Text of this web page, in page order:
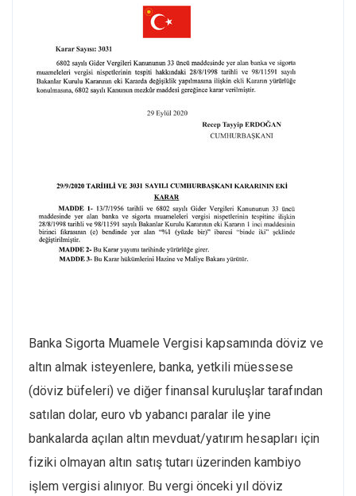
Banka Sigorta Muamele Vergisi kapsamında döviz ve
altın almak isteyenlere, banka, yetkili müessese
(döviz büfeleri) ve diğer finansal kuruluşlar tarafından
satılan dolar, euro vb yabancı paralar ile yine
bankalarda açılan altın mevduat/yatırım hesapları için
fiziki olmayan altın satış tutarı üzerinden kambiyo
işlem vergisi alınıyor. Bu vergi önceki yıl döviz